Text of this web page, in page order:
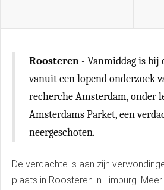
Roosteren - Vanmiddag is
vanuit een lopend onderzoek
recherche Amsterdam, onder
Amsterdams Parket, een
neergeschoten.
De verdachte is aan zijn
plaats in Roosteren in Limburg.